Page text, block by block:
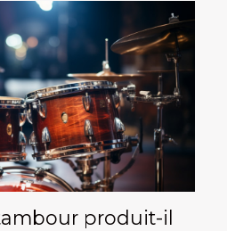
produit-il